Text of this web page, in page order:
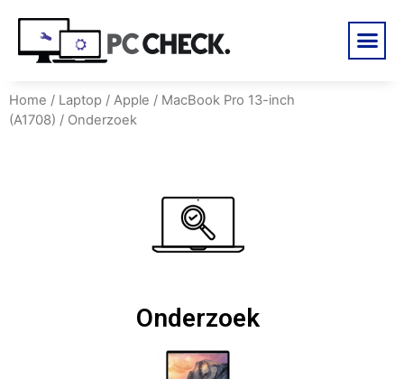
Home / Laptop / Apple / MacBook Pro 13-inch
(A1708) / Onderzoek
Onderzoek